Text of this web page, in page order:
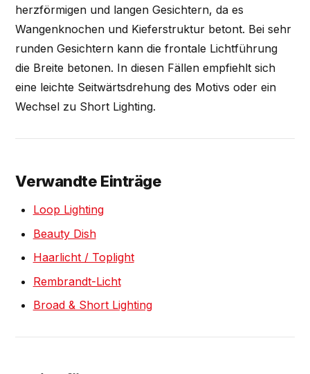
herzförmigen und langen Gesichtern, da es
Wangenknochen und Kieferstruktur betont. Bei sehr
runden Gesichtern kann die frontale Lichtführung
die Breite betonen. In diesen Fällen empfiehlt sich
eine leichte Seitwärtsdrehung des Motivs oder ein
Wechsel zu Short Lighting.
Verwandte Einträge
Loop Lighting
Beauty Dish
Haarlicht / Toplight
Rembrandt-Licht
Broad & Short Lighting